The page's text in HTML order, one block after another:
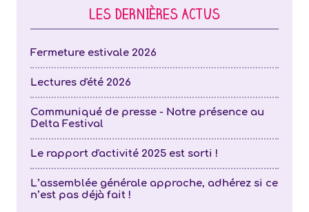
LES DERNIÈRES ACTUS
Fermeture estivale 2026
Lectures d'été 2026
Communiqué de presse - Notre présence au
Delta Festival
Le rapport d'activité 2025 est sorti !
L’assemblée générale approche, adhérez si ce
n’est pas déjà fait !